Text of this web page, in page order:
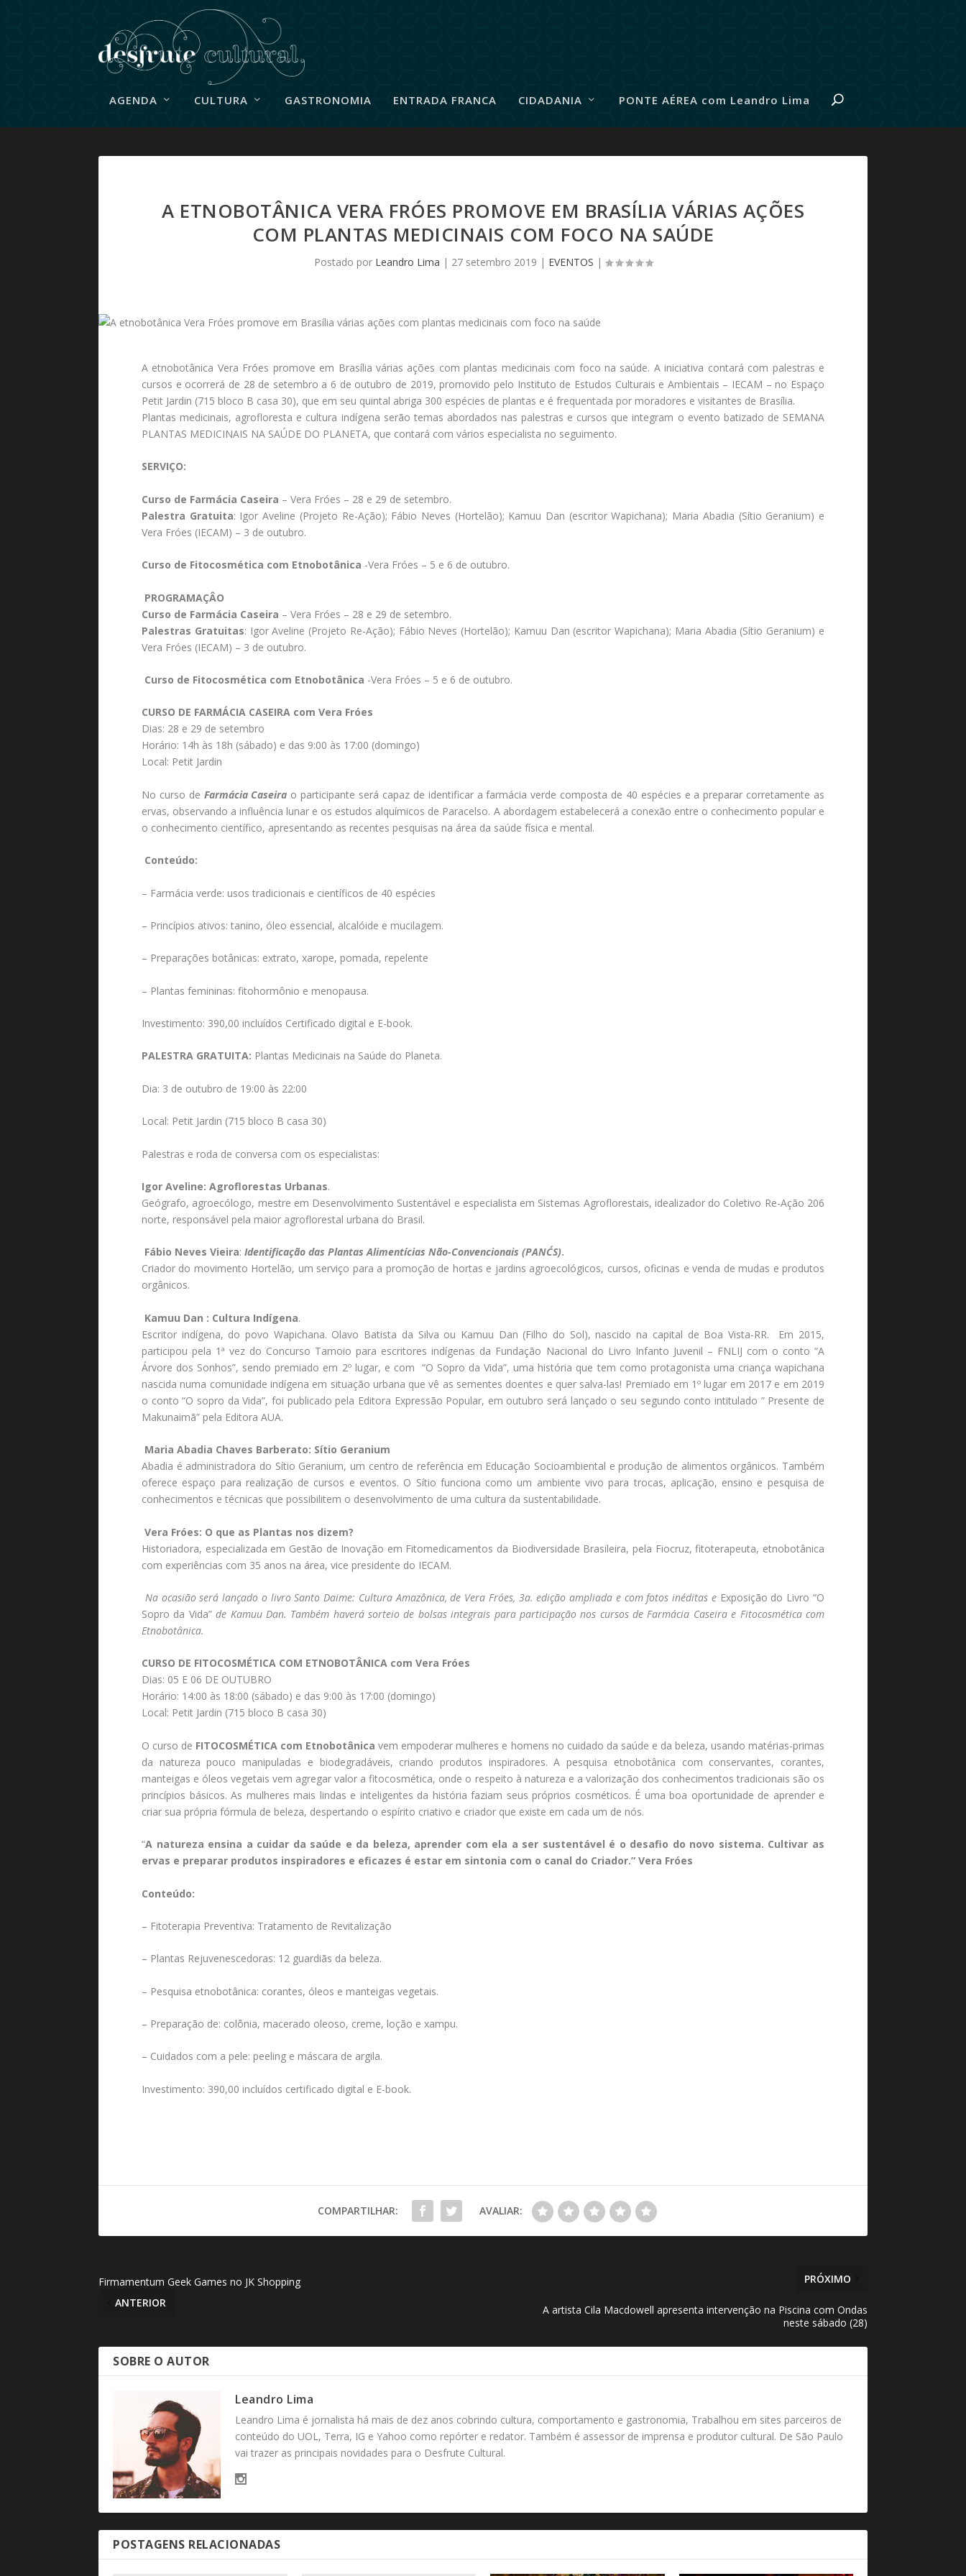
AGENDA CULTURA GASTRONOMIA ENTRADA FRANCA CIDADANIA PONTE AÉREA com Leandro Lima
A ETNOBOTÂNICA VERA FRÓES PROMOVE EM BRASÍLIA VÁRIAS AÇÕES
COM PLANTAS MEDICINAIS COM FOCO NA SAÚDE
Postado por Leandro Lima | 27 setembro 2019 | EVENTOS |
A etnobotânica Vera Fróes promove em Brasília várias ações com plantas medicinais com foco na saúde. A iniciativa contará com palestras e
cursos e ocorrerá de 28 de setembro a 6 de outubro de 2019, promovido pelo Instituto de Estudos Culturais e Ambientais – IECAM – no Espaço
Petit Jardin (715 bloco B casa 30), que em seu quintal abriga 300 espécies de plantas e é frequentada por moradores e visitantes de Brasília.
Plantas medicinais, agrofloresta e cultura indígena serão temas abordados nas palestras e cursos que integram o evento batizado de SEMANA
PLANTAS MEDICINAIS NA SAÚDE DO PLANETA, que contará com vários especialista no seguimento.
SERVIÇO:
Curso de Farmácia Caseira – Vera Fróes – 28 e 29 de setembro.
Palestra Gratuita: Igor Aveline (Projeto Re-Ação); Fábio Neves (Hortelão); Kamuu Dan (escritor Wapichana); Maria Abadia (Sítio Geranium) e
Vera Fróes (IECAM) – 3 de outubro.
Curso de Fitocosmética com Etnobotânica -Vera Fróes – 5 e 6 de outubro.
PROGRAMAÇÂO
Curso de Farmácia Caseira – Vera Fróes – 28 e 29 de setembro.
Palestras Gratuitas: Igor Aveline (Projeto Re-Ação); Fábio Neves (Hortelão); Kamuu Dan (escritor Wapichana); Maria Abadia (Sítio Geranium) e
Vera Fróes (IECAM) – 3 de outubro.
Curso de Fitocosmética com Etnobotânica -Vera Fróes – 5 e 6 de outubro.
CURSO DE FARMÁCIA CASEIRA com Vera Fróes
Dias: 28 e 29 de setembro
Horário: 14h às 18h (sábado) e das 9:00 às 17:00 (domingo)
Local: Petit Jardin
No curso de Farmácia Caseira o participante será capaz de identificar a farmácia verde composta de 40 espécies e a preparar corretamente as
ervas, observando a influência lunar e os estudos alquímicos de Paracelso. A abordagem estabelecerá a conexão entre o conhecimento popular e
o conhecimento científico, apresentando as recentes pesquisas na área da saúde física e mental.
Conteúdo:
– Farmácia verde: usos tradicionais e científicos de 40 espécies
– Princípios ativos: tanino, óleo essencial, alcalóide e mucilagem.
– Preparações botânicas: extrato, xarope, pomada, repelente
– Plantas femininas: fitohormônio e menopausa.
Investimento: 390,00 incluídos Certificado digital e E-book.
PALESTRA GRATUITA: Plantas Medicinais na Saúde do Planeta.
Dia: 3 de outubro de 19:00 às 22:00
Local: Petit Jardin (715 bloco B casa 30)
Palestras e roda de conversa com os especialistas:
Igor Aveline: Agroflorestas Urbanas.
Geógrafo, agroecólogo, mestre em Desenvolvimento Sustentável e especialista em Sistemas Agroflorestais, idealizador do Coletivo Re-Ação 206
norte, responsável pela maior agroflorestal urbana do Brasil.
Fábio Neves Vieira: Identificação das Plantas Alimentícias Não-Convencionais (PANC´S).
Criador do movimento Hortelão, um serviço para a promoção de hortas e jardins agroecológicos, cursos, oficinas e venda de mudas e produtos
orgânicos.
Kamuu Dan : Cultura Indígena.
Escritor indígena, do povo Wapichana. Olavo Batista da Silva ou Kamuu Dan (Filho do Sol), nascido na capital de Boa Vista-RR. Em 2015,
participou pela 1ª vez do Concurso Tamoio para escritores indígenas da Fundação Nacional do Livro Infanto Juvenil – FNLIJ com o conto “A
Árvore dos Sonhos”, sendo premiado em 2º lugar, e com “O Sopro da Vida”, uma história que tem como protagonista uma criança wapichana
nascida numa comunidade indígena em situação urbana que vê as sementes doentes e quer salva-las! Premiado em 1º lugar em 2017 e em 2019
o conto “O sopro da Vida”, foi publicado pela Editora Expressão Popular, em outubro será lançado o seu segundo conto intitulado ” Presente de
Makunaimã” pela Editora AUA.
Maria Abadia Chaves Barberato: Sítio Geranium
Abadia é administradora do Sítio Geranium, um centro de referência em Educação Socioambiental e produção de alimentos orgânicos. Também
oferece espaço para realização de cursos e eventos. O Sítio funciona como um ambiente vivo para trocas, aplicação, ensino e pesquisa de
conhecimentos e técnicas que possibilitem o desenvolvimento de uma cultura da sustentabilidade.
Vera Fróes: O que as Plantas nos dizem?
Historiadora, especializada em Gestão de Inovação em Fitomedicamentos da Biodiversidade Brasileira, pela Fiocruz, fitoterapeuta, etnobotânica
com experiências com 35 anos na área, vice presidente do IECAM.
Na ocasião será lançado o livro Santo Daime: Cultura Amazônica, de Vera Fróes, 3a. edição ampliada e com fotos inéditas e Exposição do Livro “O
Sopro da Vida”de Kamuu Dan. Também haverá sorteio de bolsas integrais para participação nos cursos de Farmácia Caseira e Fitocosmética com
Etnobotânica.
CURSO DE FITOCOSMÉTICA COM ETNOBOTÂNICA com Vera Fróes
Dias: 05 E 06 DE OUTUBRO
Horário: 14:00 às 18:00 (sábado) e das 9:00 às 17:00 (domingo)
Local: Petit Jardin (715 bloco B casa 30)
O curso de FITOCOSMÉTICA com Etnobotânica vem empoderar mulheres e homens no cuidado da saúde e da beleza, usando matérias-primas
da natureza pouco manipuladas e biodegradáveis, criando produtos inspiradores. A pesquisa etnobotânica com conservantes, corantes,
manteigas e óleos vegetais vem agregar valor a fitocosmética, onde o respeito à natureza e a valorização dos conhecimentos tradicionais são os
princípios básicos. As mulheres mais lindas e inteligentes da história faziam seus próprios cosméticos. É uma boa oportunidade de aprender e
criar sua própria fórmula de beleza, despertando o espírito criativo e criador que existe em cada um de nós.
“A natureza ensina a cuidar da saúde e da beleza, aprender com ela a ser sustentável é o desafio do novo sistema. Cultivar as
ervas e preparar produtos inspiradores e eficazes é estar em sintonia com o canal do Criador.” Vera Fróes
Conteúdo:
– Fitoterapia Preventiva: Tratamento de Revitalização
– Plantas Rejuvenescedoras: 12 guardiãs da beleza.
– Pesquisa etnobotânica: corantes, óleos e manteigas vegetais.
– Preparação de: colônia, macerado oleoso, creme, loção e xampu.
– Cuidados com a pele: peeling e máscara de argila.
Investimento: 390,00 incluídos certificado digital e E-book.
COMPARTILHAR: AVALIAR:
Firmamentum Geek Games no JK Shopping
ANTERIOR
PRÓXIMO
A artista Cila Macdowell apresenta intervenção na Piscina com Ondas
neste sábado (28)
SOBRE O AUTOR
Leandro Lima
Leandro Lima é jornalista há mais de dez anos cobrindo cultura, comportamento e gastronomia, Trabalhou em sites parceiros de
conteúdo do UOL, Terra, IG e Yahoo como repórter e redator. Também é assessor de imprensa e produtor cultural. De São Paulo
vai trazer as principais novidades para o Desfrute Cultural.
POSTAGENS RELACIONADAS